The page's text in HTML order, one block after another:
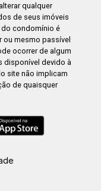
qualquer
de seus imóveis
do condomínio é
ou mesmo passível
ocorrer de algum
disponível devido à
site não implicam
de quaisquer